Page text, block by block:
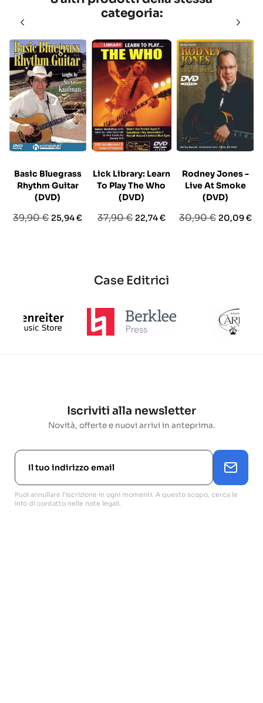
categoria:
Basic Bluegrass
Rhythm Guitar
(DVD)
Prezzo
39,90 € Prezzo
25,94 €
Lick Library: Learn
To Play The Who
(DVD)
Prezzo
37,90 € Prezzo
22,74 €
Rodney Jones -
Live At Smoke
(DVD)
Prezzo
30,90 € Prezzo
20,09 €
Case Editrici
Iscriviti alla newsletter
Novità, offerte e nuovi arrivi in anteprima.
Puoi annullare l'iscrizione in ogni momenti. A questo scopo, cerca le
info di contatto nelle note legali.